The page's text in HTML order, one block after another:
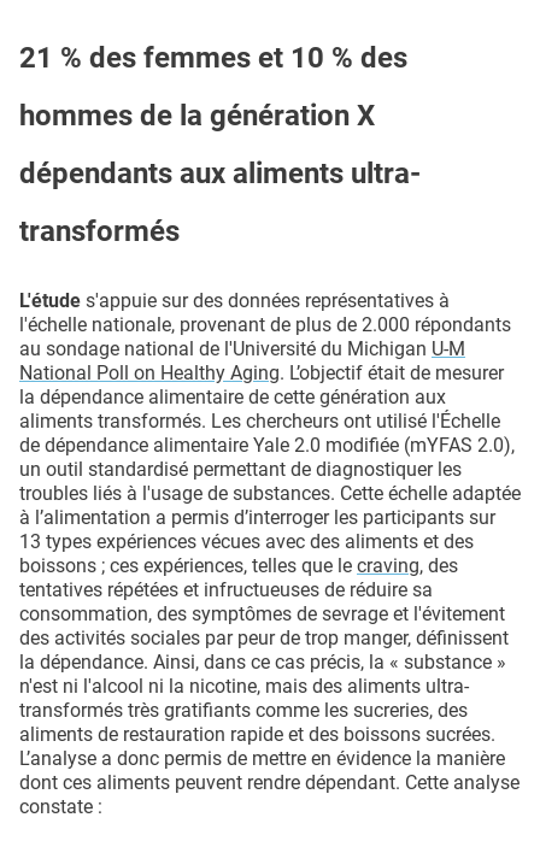
21 % des femmes et 10 % des
hommes de la génération X
dépendants aux aliments ultra-
transformés
L'étude s'appuie sur des données représentatives à
l'échelle nationale, provenant de plus de 2.000 répondants
au sondage national de l'Université du Michigan U-M
National Poll on Healthy Aging. L’objectif était de mesurer
la dépendance alimentaire de cette génération aux
aliments transformés. Les chercheurs ont utilisé l'Échelle
de dépendance alimentaire Yale 2.0 modifiée (mYFAS 2.0),
un outil standardisé permettant de diagnostiquer les
troubles liés à l'usage de substances. Cette échelle adaptée
à l’alimentation a permis d’interroger les participants sur
13 types expériences vécues avec des aliments et des
boissons ; ces expériences, telles que le craving, des
tentatives répétées et infructueuses de réduire sa
consommation, des symptômes de sevrage et l'évitement
des activités sociales par peur de trop manger, définissent
la dépendance. Ainsi, dans ce cas précis, la « substance »
n'est ni l'alcool ni la nicotine, mais des aliments ultra-
transformés très gratifiants comme les sucreries, des
aliments de restauration rapide et des boissons sucrées.
L’analyse a donc permis de mettre en évidence la manière
dont ces aliments peuvent rendre dépendant. Cette analyse
constate :